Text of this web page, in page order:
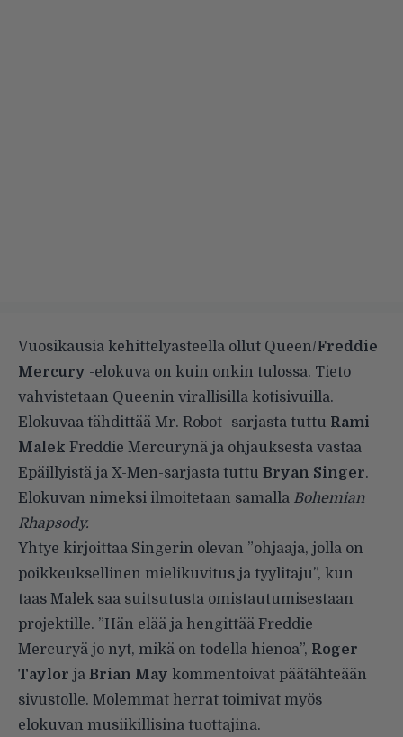
Vuosikausia kehittelyasteella ollut Queen/Freddie
Mercury -elokuva on kuin onkin tulossa. Tieto
vahvistetaan Queenin virallisilla kotisivuilla.
Elokuvaa tähdittää Mr. Robot -sarjasta tuttu Rami
Malek Freddie Mercurynä ja ohjauksesta vastaa
Epäillyistä ja X-Men-sarjasta tuttu Bryan Singer.
Elokuvan nimeksi ilmoitetaan samalla Bohemian
Rhapsody.
Yhtye kirjoittaa Singerin olevan ”ohjaaja, jolla on
poikkeuksellinen mielikuvitus ja tyylitaju”, kun
taas Malek saa suitsutusta omistautumisestaan
projektille. ”Hän elää ja hengittää Freddie
Mercuryä jo nyt, mikä on todella hienoa”, Roger
Taylor ja Brian May kommentoivat päätähteään
sivustolle. Molemmat herrat toimivat myös
elokuvan musiikillisina tuottajina.